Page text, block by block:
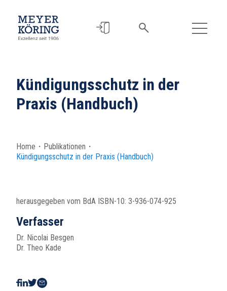
Kündigungsschutz in der
Praxis (Handbuch)
Home ・ Publikationen ・
Kündigungsschutz in der Praxis (Handbuch)
herausgegeben vom BdA ISBN-10: 3-936-074-925
Verfasser
Dr. Nicolai Besgen
Dr. Theo Kade